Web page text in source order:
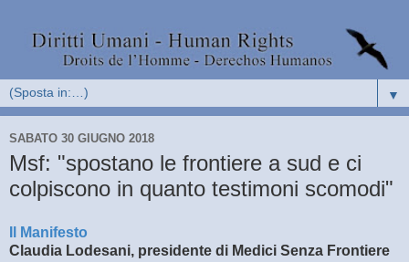
▼
SABATO 30 GIUGNO 2018
Msf: "spostano le frontiere a sud e ci
colpiscono in quanto testimoni scomodi"
Il Manifesto
Claudia Lodesani, presidente di Medici Senza Frontiere